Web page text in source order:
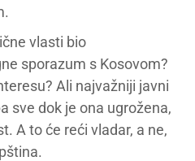
vlasti bio
sporazum s Kosovom?
Ali najvažniji javni
sve dok je ona ugrožena,
A to će reći vladar, a ne,